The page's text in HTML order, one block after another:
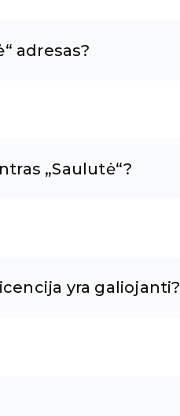
adresas?
„Saulutė“?
yra galiojanti?